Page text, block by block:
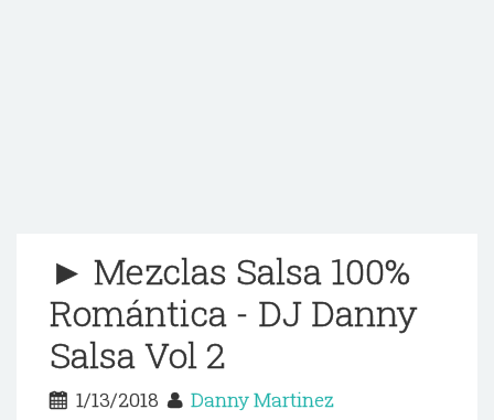
► Mezclas Salsa 100%
Romántica - DJ Danny
Salsa Vol 2
1/13/2018 Danny Martinez